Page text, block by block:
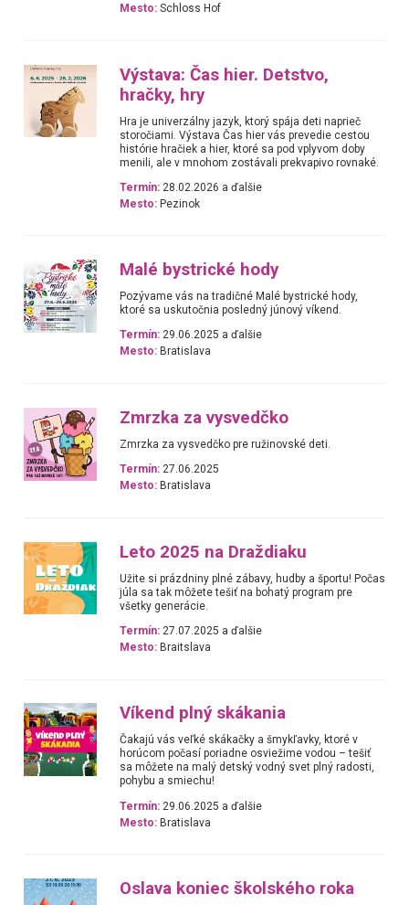
Mesto: Schloss Hof
Výstava: Čas hier. Detstvo,
hračky, hry
Hra je univerzálny jazyk, ktorý spája deti naprieč
storočiami. Výstava Čas hier vás prevedie cestou
histórie hračiek a hier, ktoré sa pod vplyvom doby
menili, ale v mnohom zostávali prekvapivo rovnaké.
Termín: 28.02.2026 a ďalšie
Mesto: Pezinok
Malé bystrické hody
Pozývame vás na tradičné Malé bystrické hody,
ktoré sa uskutočnia posledný júnový víkend.
Termín: 29.06.2025 a ďalšie
Mesto: Bratislava
Zmrzka za vysvedčko
Zmrzka za vysvedčko pre ružinovské deti.
Termín: 27.06.2025
Mesto: Bratislava
Leto 2025 na Draždiaku
Užite si prázdniny plné zábavy, hudby a športu! Počas
júla sa tak môžete tešiť na bohatý program pre
všetky generácie.
Termín: 27.07.2025 a ďalšie
Mesto: Braitslava
Víkend plný skákania
Čakajú vás veľké skákačky a šmykľavky, ktoré v
horúcom počasí poriadne osviežime vodou – tešiť
sa môžete na malý detský vodný svet plný radosti,
pohybu a smiechu!
Termín: 29.06.2025 a ďalšie
Mesto: Bratislava
Oslava koniec školského roka